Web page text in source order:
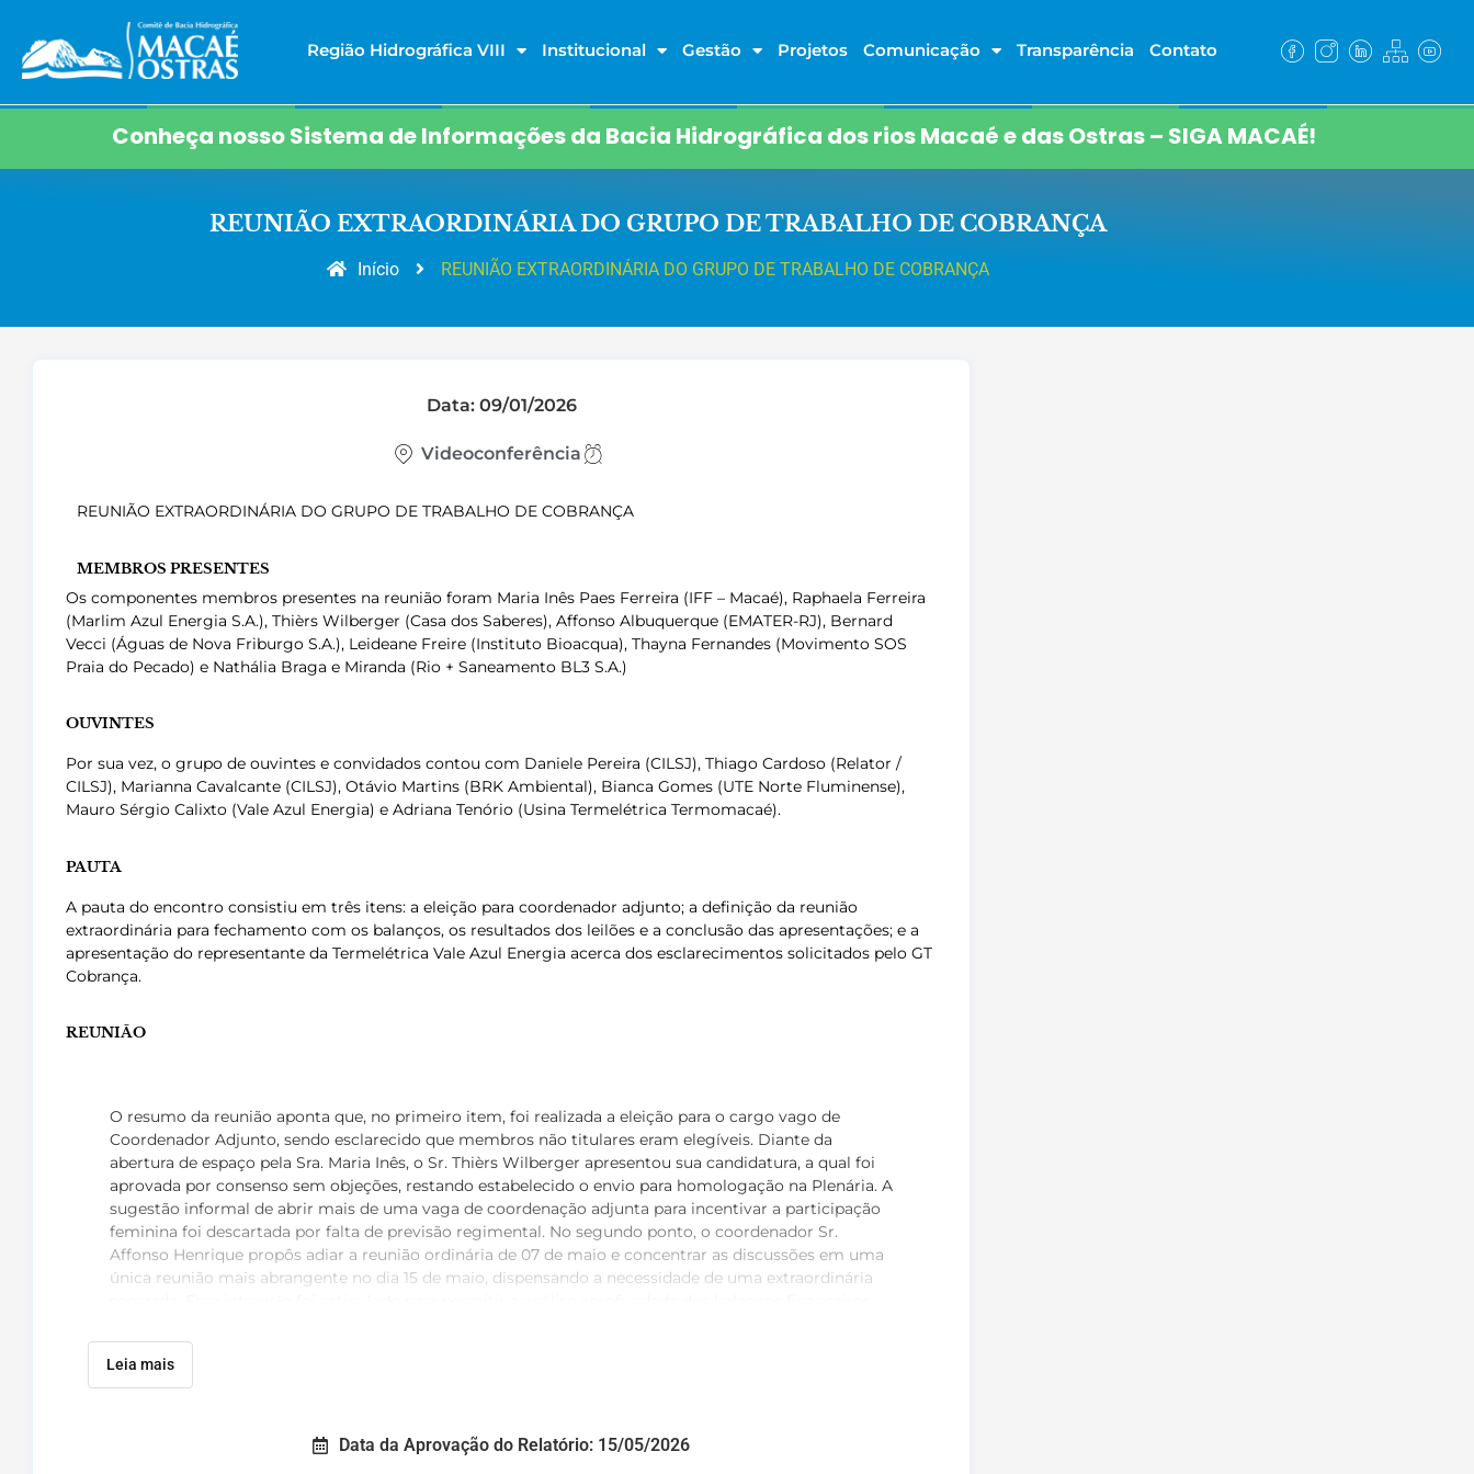
Região Hidrográfica VIII Institucional Gestão Projetos Comunicação Transparência Contato
Conheça nosso Sistema de Informações da Bacia Hidrográfica dos rios Macaé e das Ostras – SIGA MACAÉ!
REUNIÃO EXTRAORDINÁRIA DO GRUPO DE TRABALHO DE COBRANÇA
Início REUNIÃO EXTRAORDINÁRIA DO GRUPO DE TRABALHO DE COBRANÇA
Data: 09/01/2026
Videoconferência
REUNIÃO EXTRAORDINÁRIA DO GRUPO DE TRABALHO DE COBRANÇA
MEMBROS PRESENTES
Os componentes membros presentes na reunião foram Maria Inês Paes Ferreira (IFF – Macaé), Raphaela Ferreira
(Marlim Azul Energia S.A.), Thièrs Wilberger (Casa dos Saberes), Affonso Albuquerque (EMATER-RJ), Bernard
Vecci (Águas de Nova Friburgo S.A.), Leideane Freire (Instituto Bioacqua), Thayna Fernandes (Movimento SOS
Praia do Pecado) e Nathália Braga e Miranda (Rio + Saneamento BL3 S.A.)
OUVINTES
Por sua vez, o grupo de ouvintes e convidados contou com Daniele Pereira (CILSJ), Thiago Cardoso (Relator /
CILSJ), Marianna Cavalcante (CILSJ), Otávio Martins (BRK Ambiental), Bianca Gomes (UTE Norte Fluminense),
Mauro Sérgio Calixto (Vale Azul Energia) e Adriana Tenório (Usina Termelétrica Termomacaé).
PAUTA
A pauta do encontro consistiu em três itens: a eleição para coordenador adjunto; a definição da reunião
extraordinária para fechamento com os balanços, os resultados dos leilões e a conclusão das apresentações; e a
apresentação do representante da Termelétrica Vale Azul Energia acerca dos esclarecimentos solicitados pelo GT
Cobrança.
REUNIÃO
O resumo da reunião aponta que, no primeiro item, foi realizada a eleição para o cargo vago de
Coordenador Adjunto, sendo esclarecido que membros não titulares eram elegíveis. Diante da
abertura de espaço pela Sra. Maria Inês, o Sr. Thièrs Wilberger apresentou sua candidatura, a qual foi
aprovada por consenso sem objeções, restando estabelecido o envio para homologação na Plenária. A
sugestão informal de abrir mais de uma vaga de coordenação adjunta para incentivar a participação
feminina foi descartada por falta de previsão regimental. No segundo ponto, o coordenador Sr.
Affonso Henrique propôs adiar a reunião ordinária de 07 de maio e concentrar as discussões em uma
única reunião mais abrangente no dia 15 de maio, dispensando a necessidade de uma extraordinária
das reuniões passadas e fechar a proposta de aumento do PPU de 2027 a 2029 nessa data futura, o
que foi aceito por todos
Energia II e III (620 MW cada, ciclo combinado a gás natural), que mantém licenças ativas, mas ainda
a estrutura de custos fixos da usina independentes da geração física e abordou o modelo de receitas
por disponibilidade nos leilões regulados, embora o GT tenha ressaltado a falta dos balanços
Leia mais
Data da Aprovação do Relatório: 15/05/2026